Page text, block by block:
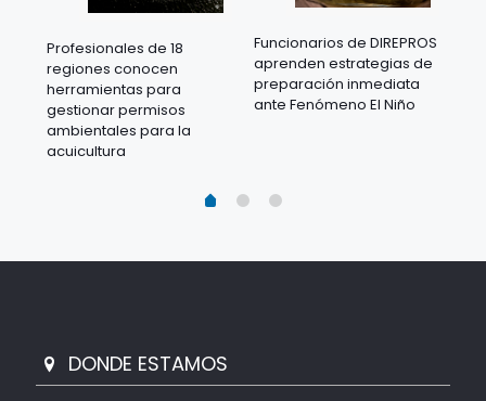
Profesionales de 18
regiones conocen
herramientas para
gestionar permisos
ambientales para la
acuicultura
Funcionarios de DIREPROS
aprenden estrategias de
preparación inmediata
ante Fenómeno El Niño
DONDE ESTAMOS